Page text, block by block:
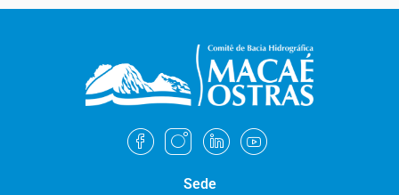
Sede